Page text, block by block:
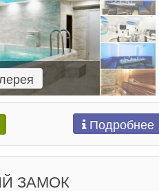
Подробнее
ЗАМОК